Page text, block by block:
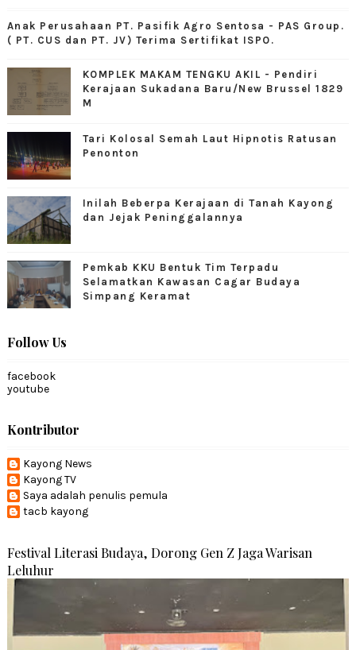
Anak Perusahaan PT. Pasifik Agro Sentosa - PAS Group.
( PT. CUS dan PT. JV) Terima Sertifikat ISPO.
KOMPLEK MAKAM TENGKU AKIL - Pendiri
Kerajaan Sukadana Baru/New Brussel 1829
M
Tari Kolosal Semah Laut Hipnotis Ratusan
Penonton
Inilah Beberpa Kerajaan di Tanah Kayong
dan Jejak Peninggalannya
Pemkab KKU Bentuk Tim Terpadu
Selamatkan Kawasan Cagar Budaya
Simpang Keramat
Follow Us
facebook
youtube
Kontributor
Kayong News
Kayong TV
Saya adalah penulis pemula
tacb kayong
Festival Literasi Budaya, Dorong Gen Z Jaga Warisan
Leluhur